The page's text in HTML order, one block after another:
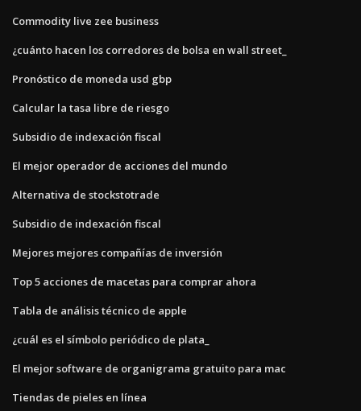
Commodity live zee business
¿cuánto hacen los corredores de bolsa en wall street_
Pronóstico de moneda usd gbp
Calcular la tasa libre de riesgo
Subsidio de indexación fiscal
El mejor operador de acciones del mundo
Alternativa de stockstotrade
Subsidio de indexación fiscal
Mejores mejores compañías de inversión
Top 5 acciones de macetas para comprar ahora
Tabla de análisis técnico de apple
¿cuál es el símbolo periódico de plata_
El mejor software de organigrama gratuito para mac
Tiendas de pieles en línea